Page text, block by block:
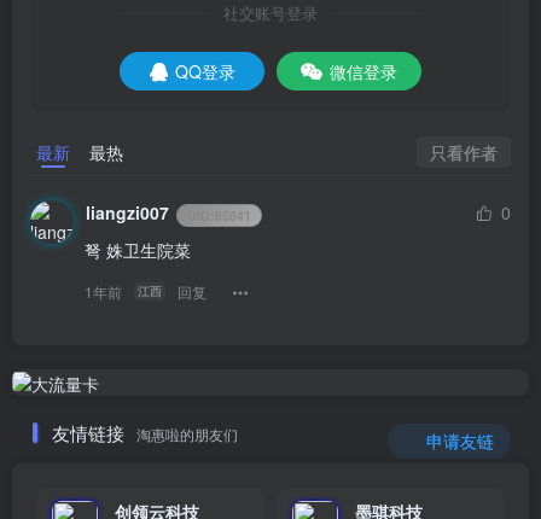
社交账号登录
QQ登录 微信登录
最新 最热 只看作者
liangzi007 65841
0
弩 姝卫生院菜
1年前 江西 回复
友情链接 淘惠啦的朋友们 申请友链
创领云科技 墨骐科技